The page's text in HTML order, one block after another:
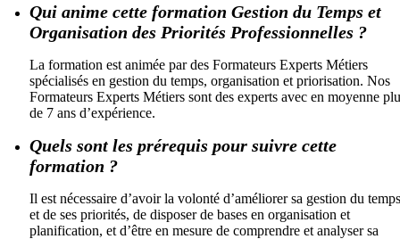
Qui anime cette formation Gestion du Temps et
Organisation des Priorités Professionnelles ?
La formation est animée par des Formateurs Experts Métiers
spécialisés en gestion du temps, organisation et priorisation. Nos
Formateurs Experts Métiers sont des experts avec en moyenne
de 7 ans d’expérience.
Quels sont les prérequis pour suivre cette
formation ?
Il est nécessaire d’avoir la volonté d’améliorer sa gestion du temps
et de ses priorités, de disposer de bases en organisation et
planification, et d’être en mesure de comprendre et analyser sa